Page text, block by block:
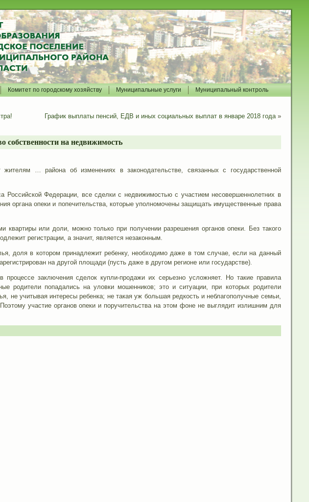
Комитет по городскому хозяйству Муниципальные услуги Муниципальный контроль
График выплаты пенсий, ЕДВ и иных социальных выплат в январе 2018 года»
собственности на недвижимость
жителям … района об изменениях в законодательстве, связанных с государственной
Российской Федерации, все сделки с недвижимостью с участием несовершеннолетних в
органа опеки и попечительства, которые уполномочены защищать имущественные права
квартиры или доли, можно только при получении разрешения органов опеки. Без такого
регистрации, а значит, является незаконным.
доля в котором принадлежит ребенку, необходимо даже в том случае, если на данный
на другой площади (пусть даже в другом регионе или государстве).
заключения сделок купли-продажи их серьезно усложняет. Но такие правила
родители попадались на уловки мошенников; это и ситуации, при которых родители
не учитывая интересы ребенка; не такая уж большая редкость и неблагополучные семьи,
участие органов опеки и поручительства на этом фоне не выглядит излишним для